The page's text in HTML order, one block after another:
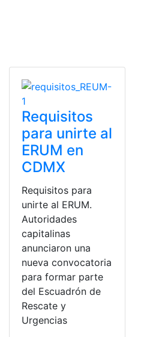
Requisitos
para unirte al
ERUM en
CDMX
Requisitos para
unirte al ERUM.
Autoridades
capitalinas
anunciaron una
nueva convocatoria
para formar parte
del Escuadrón de
Rescate y
Urgencias